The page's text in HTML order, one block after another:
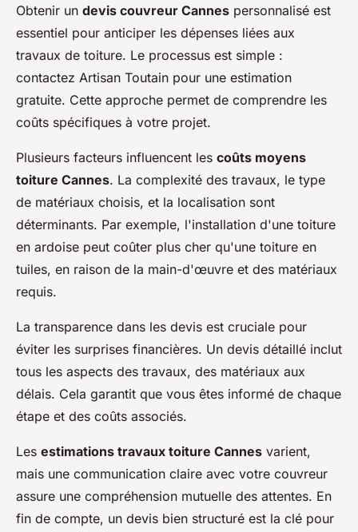
Obtenir un devis couvreur Cannes personnalisé est
essentiel pour anticiper les dépenses liées aux
travaux de toiture. Le processus est simple :
contactez Artisan Toutain pour une estimation
gratuite. Cette approche permet de comprendre les
coûts spécifiques à votre projet.
Plusieurs facteurs influencent les coûts moyens
toiture Cannes. La complexité des travaux, le type
de matériaux choisis, et la localisation sont
déterminants. Par exemple, l'installation d'une toiture
en ardoise peut coûter plus cher qu'une toiture en
tuiles, en raison de la main-d'œuvre et des matériaux
requis.
La transparence dans les devis est cruciale pour
éviter les surprises financières. Un devis détaillé inclut
tous les aspects des travaux, des matériaux aux
délais. Cela garantit que vous êtes informé de chaque
étape et des coûts associés.
Les estimations travaux toiture Cannes varient,
mais une communication claire avec votre couvreur
assure une compréhension mutuelle des attentes. En
fin de compte, un devis bien structuré est la clé pour